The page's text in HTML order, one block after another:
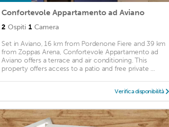
Confortevole Appartamento ad Aviano
2 Ospiti 1 Camera
Set in Aviano, 16 km from Pordenone Fiere and 39 km
from Zoppas Arena, Confortevole Appartamento ad
Aviano offers a terrace and air conditioning. This
property offers access to a patio and free private ...
Verifica disponibilità